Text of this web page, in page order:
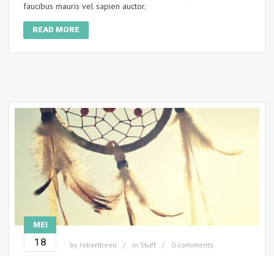
faucibus mauris vel sapien auctor.
READ MORE
MEI
18 by robertbeen in Stuff 0 comments